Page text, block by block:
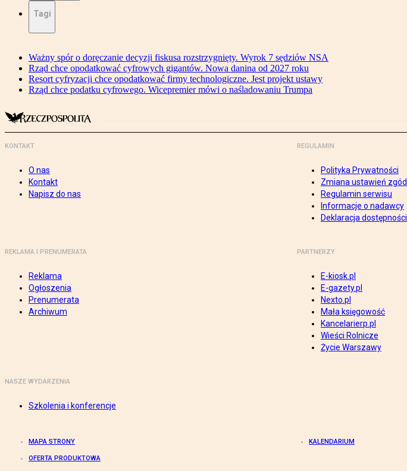
Tagi
Ważny spór o doręczanie decyzji fiskusa rozstrzygnięty. Wyrok 7 sędziów NSA
Rząd chce opodatkować cyfrowych gigantów. Nowa danina od 2027 roku
Resort cyfryzacji chce opodatkować firmy technologiczne. Jest projekt ustawy
Rząd chce podatku cyfrowego. Wicepremier mówi o naśladowaniu Trumpa
KONTAKT
O nas
Kontakt
Napisz do nas
REGULAMIN
Polityka Prywatności
Zmiana ustawień zgód
Regulamin serwisu
Informacje o nadawcy
Deklaracja dostępności
REKLAMA I PRENUMERATA
Reklama
Ogłoszenia
Prenumerata
Archiwum
PARTNERZY
E-kiosk.pl
E-gazety.pl
Nexto.pl
Mała księgowość
Kancelarierp.pl
Wieści Rolnicze
Życie Warszawy
NASZE WYDARZENIA
Szkolenia i konferencje
MAPA STRONY KALENDARIUM
OFERTA PRODUKTOWA